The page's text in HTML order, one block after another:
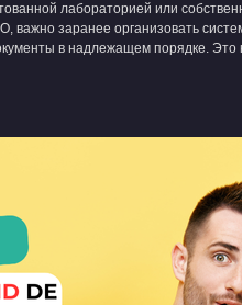
лабораторией или
заранее организовать
в надлежащем порядке.